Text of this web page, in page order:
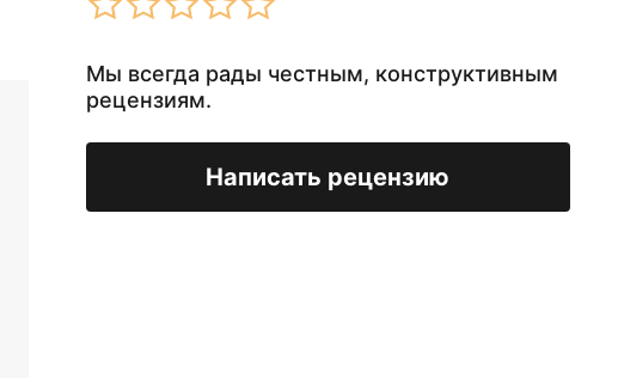
Мы всегда рады честным, конструктивным
рецензиям.
Написать рецензию